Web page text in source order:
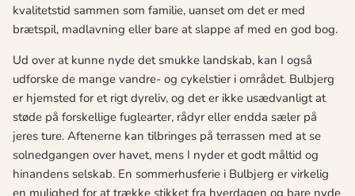
kvalitetstid sammen som familie, uanset om det er med
brætspil, madlavning eller bare at slappe af med en god bog.
Ud over at kunne nyde det smukke landskab, kan I også
udforske de mange vandre- og cykelstier i området. Bulbjerg
er hjemsted for et rigt dyreliv, og det er ikke usædvanligt at
støde på forskellige fuglearter, rådyr eller endda sæler på
jeres ture. Aftenerne kan tilbringes på terrassen med at se
solnedgangen over havet, mens I nyder et godt måltid og
hinandens selskab. En sommerhusferie i Bulbjerg er virkelig
en mulighed for at trække stikket fra hverdagen og bare nyde